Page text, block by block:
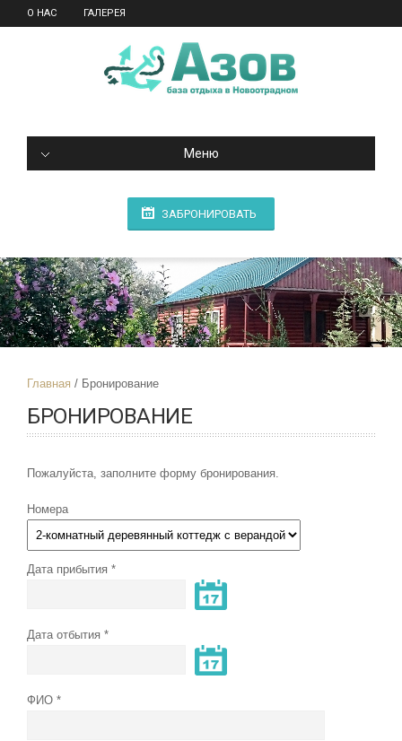
О НАС ГАЛЕРЕЯ
Меню
ЗАБРОНИРОВАТЬ
Главная Бронирование
БРОНИРОВАНИЕ
Пожалуйста, заполните форму бронирования.
Номера
Дата прибытия
Дата отбытия
ФИО